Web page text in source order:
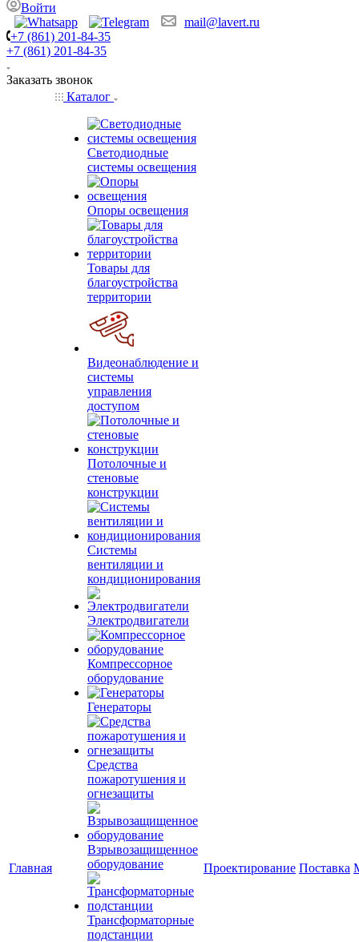
Войти
mail@lavert.ru
+7 (861) 201-84-35
+7 (861) 201-84-35
Заказать звонок
Главная
Каталог
Светодиодные
системы освещения
Опоры освещения
Товары для
благоустройства
территории
Видеонаблюдение и
системы
управления
доступом
Потолочные и
стеновые
конструкции
Системы
вентиляции и
кондиционирования
Электродвигатели
Компрессорное
оборудование
Генераторы
Средства
пожаротушения и
огнезащиты
Взрывозащищенное
оборудование
Трансформаторные
подстанции
Проектирование Поставка